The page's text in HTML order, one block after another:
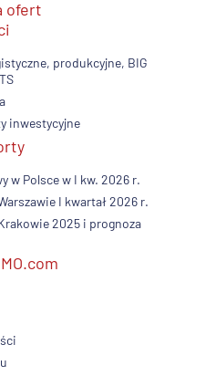
ofert
produkcyjne, BIG
inwestycyjne
w Polsce w I kw. 2026 r.
I kwartał 2026 r.
2025 i prognoza